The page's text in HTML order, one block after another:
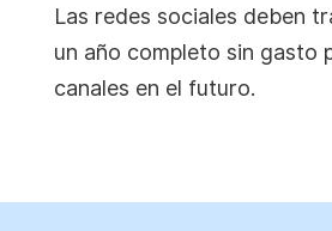
Las redes sociales deben
un año completo sin gasto
canales en el futuro.